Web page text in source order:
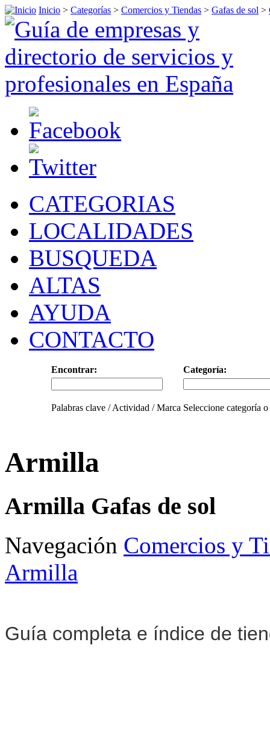
Inicio > Categorías > Comercios y Tiendas > Gafas de sol >
CATEGORIAS
LOCALIDADES
BUSQUEDA
ALTAS
AYUDA
CONTACTO
Encontrar: Categoría:
Palabras clave / Actividad / Marca Seleccione categoría
Armilla
Armilla Gafas de sol
Navegación Comercios y
Armilla
Guía completa e índice de